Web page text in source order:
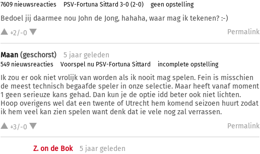
7609 nieuwsreacties PSV-Fortuna Sittard 3-0 (2-0) geen opstelling
Bedoel jij daarmee nou John de Jong, hahaha, waar mag ik tekenen? :-)
+2/-0
Permalink
Maan (geschorst) 5 jaar geleden
549 nieuwsreacties Voorspel nu PSV-Fortuna Sittard incomplete opstelling
Ik zou er ook niet vrolijk van worden als ik nooit mag spelen. Fein is misschien
de meest technisch begaafde speler in onze selectie. Maar heeft vanaf moment
1 geen serieuze kans gehad. Dan kun je de optie idd beter ook niet lichten.
Hoop overigens wel dat een twente of Utrecht hem komend seizoen huurt zodat
ik hem veel kan zien spelen want denk dat ie vele nog zal verrassen.
+3/-0
Permalink
Z. on de Bok 5 jaargeleden